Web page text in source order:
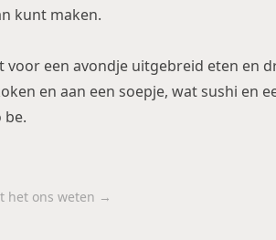
kunt maken.
voor een avondje uitgebreid eten en
en aan een soepje, wat sushi en
be.
het ons weten →